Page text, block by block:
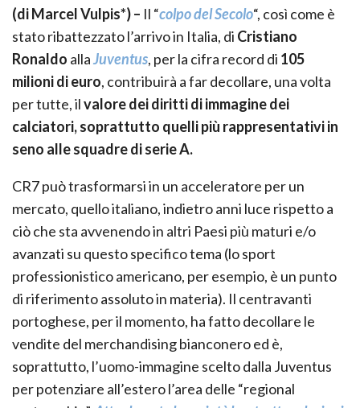
(di Marcel Vulpis*) – Il “colpo del Secolo“, così come è
stato ribattezzato l’arrivo in Italia, di Cristiano
Ronaldo allaJuventus, per la cifra record di 105
milioni di euro, contribuirà a far decollare, una volta
per tutte, ilvalore dei diritti di immagine dei
calciatori, soprattutto quelli più rappresentativi in
seno alle squadre di serie A.
CR7 può trasformarsi in un acceleratore per un
mercato, quello italiano, indietro anni luce rispetto a
ciò che sta avvenendo in altri Paesi più maturi e/o
avanzati su questo specifico tema (lo sport
professionistico americano, per esempio, è un punto
di riferimento assoluto in materia). Il centravanti
portoghese, per il momento, ha fatto decollare le
vendite del merchandising bianconero ed è,
soprattutto, l’uomo-immagine scelto dalla Juventus
per potenziare all’estero l’area delle “regional